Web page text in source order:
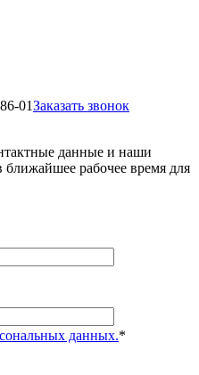
01Заказать звонок
данные и наши
рабочее время для
данных.*